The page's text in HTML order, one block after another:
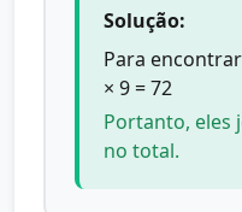
Solução:
Para
× 9 = 72
Portanto, eles
no total.